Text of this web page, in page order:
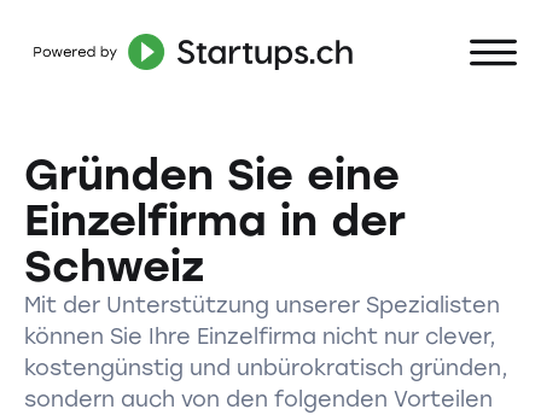
Gründen Sie eine
Einzelfirma in der
Schweiz
Mit der Unterstützung unserer Spezialisten
können Sie Ihre Einzelfirma nicht nur clever,
kostengünstig und unbürokratisch gründen,
sondern auch von den folgenden Vorteilen